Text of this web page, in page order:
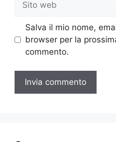
web
Salva il mio nome,
browser per la
commento.